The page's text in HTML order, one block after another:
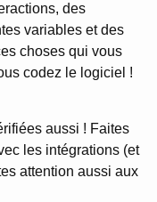
des
variables et des
choses qui vous
codez le logiciel !
aussi ! Faites
les intégrations (et
attention aussi aux